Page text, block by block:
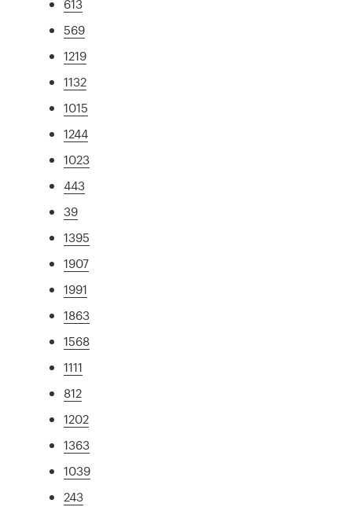
613
569
1219
1132
1015
1244
1023
443
39
1395
1907
1991
1863
1568
1111
812
1202
1363
1039
243